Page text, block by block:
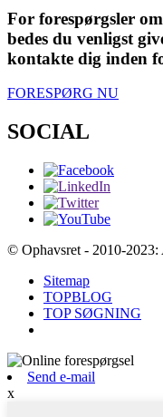
For forespørgsler
bedes du venligst
kontakte dig inden
FORESPØRG NU
SOCIAL
© Ophavsret - 2010-2023:
Sitemap
TOPBLOG
TOP SØGNING
Send e-mail
x